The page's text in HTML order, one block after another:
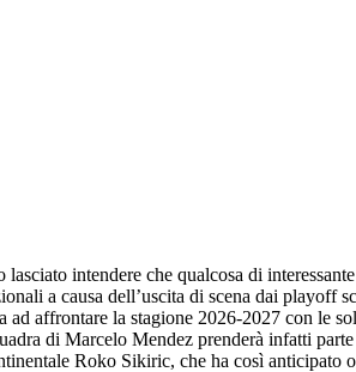
intendere che qualcosa di
a causa dell’uscita di scena dai
affrontare la stagione 2026-2027 con le
di Marcelo Mendez prenderà infatti
Roko Sikiric, che ha così anticipato